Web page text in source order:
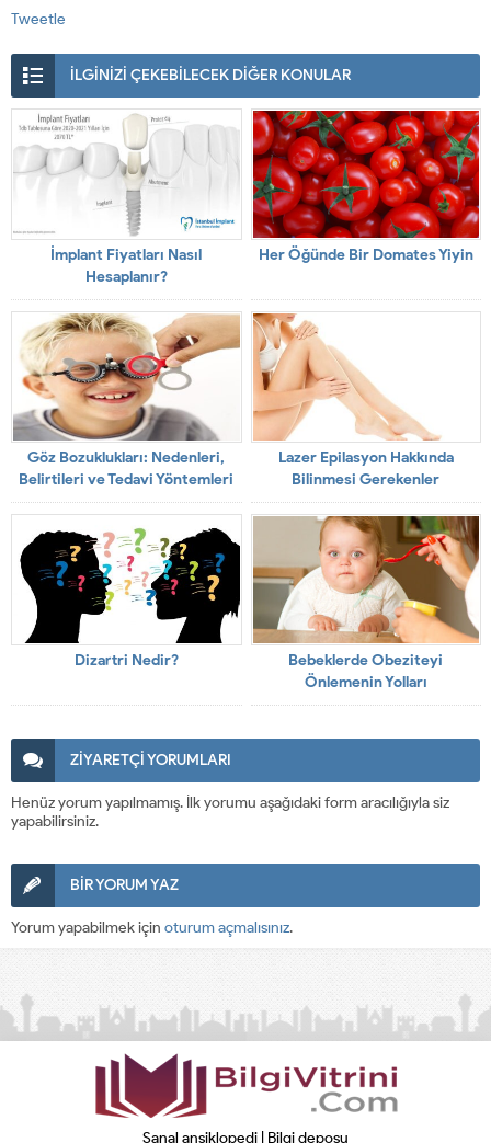
Tweetle
İLGİNİZİ ÇEKEBİLECEK DİĞER KONULAR
İmplant Fiyatları Nasıl
Hesaplanır?
Her Öğünde Bir Domates Yiyin
Göz Bozuklukları: Nedenleri,
Belirtileri ve Tedavi Yöntemleri
Lazer Epilasyon Hakkında
Bilinmesi Gerekenler
Dizartri Nedir?
Bebeklerde Obeziteyi
Önlemenin Yolları
ZİYARETÇİ YORUMLARI
Henüz yorum yapılmamış. İlk yorumu aşağıdaki form aracılığıyla siz
yapabilirsiniz.
BİR YORUM YAZ
Yorum yapabilmek için oturum açmalısınız.
Sanal ansiklopedi | Bilgi deposu